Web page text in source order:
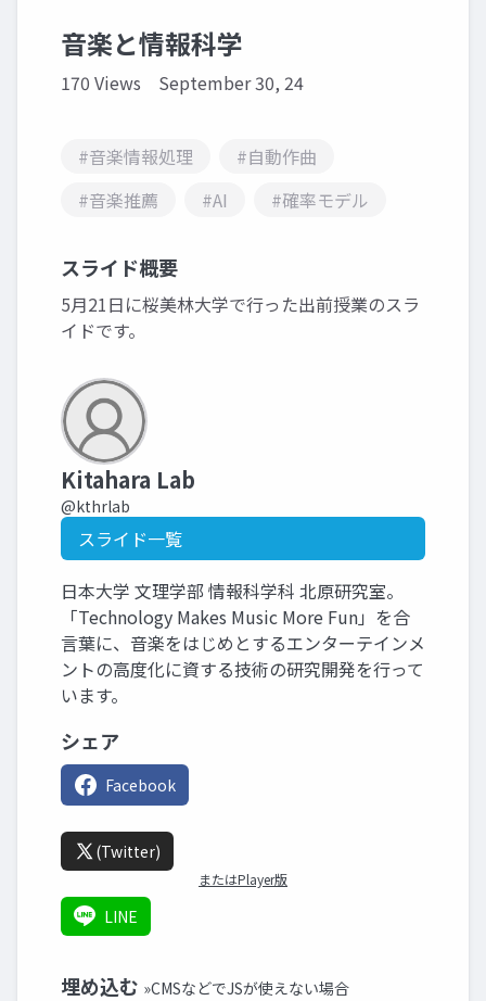
音楽と情報科学
170 Views September 30, 24
#音楽情報処理
#自動作曲
#音楽推薦
#AI #確率モデル
スライド概要
5月21日に桜美林大学で行った出前授業のスラ
イドです。
Kitahara Lab
@kthrlab
スライド一覧
日本大学 文理学部 情報科学科 北原研究室。
「Technology Makes Music More Fun」を合
言葉に、音楽をはじめとするエンターテインメ
ントの高度化に資する技術の研究開発を行って
います。
シェア
Facebook
(Twitter)
またはPlayer版
LINE
埋め込む »CMSなどでJSが使えない場合